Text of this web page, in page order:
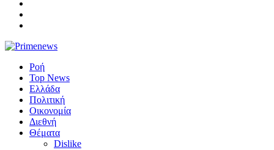
Ροή
Top News
Ελλάδα
Πολιτική
Οικονομία
Διεθνή
Θέματα
Dislike